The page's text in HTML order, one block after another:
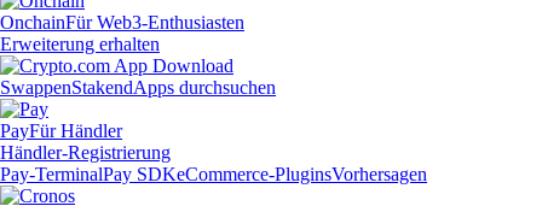
OnchainFür Web3-Enthusiasten
Erweiterung erhalten
SwappenStakendApps durchsuchen
PayFür Händler
Händler-Registrierung
Pay-TerminalPay SDKeCommerce-PluginsVorhersagen